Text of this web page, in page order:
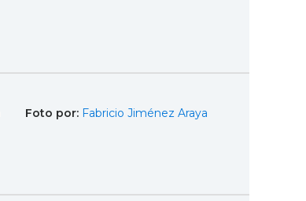
Foto por: Fabricio Jiménez Araya